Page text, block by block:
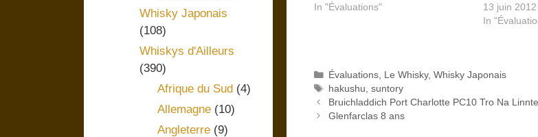
In "Évaluations"
13 juin 2012
In
Catégories
Évaluations Le Whisky,Whisky Japonais
Étiquettes
hakushu ,suntory
Bruichladdich Port Charlotte PC10 Tro Na
Glenfarclas 8 ans
Whisky Japonais
(108)
Whiskys d'Ailleurs
(390)
Afrique du Sud(4)
Allemagne(10)
Angleterre(9)